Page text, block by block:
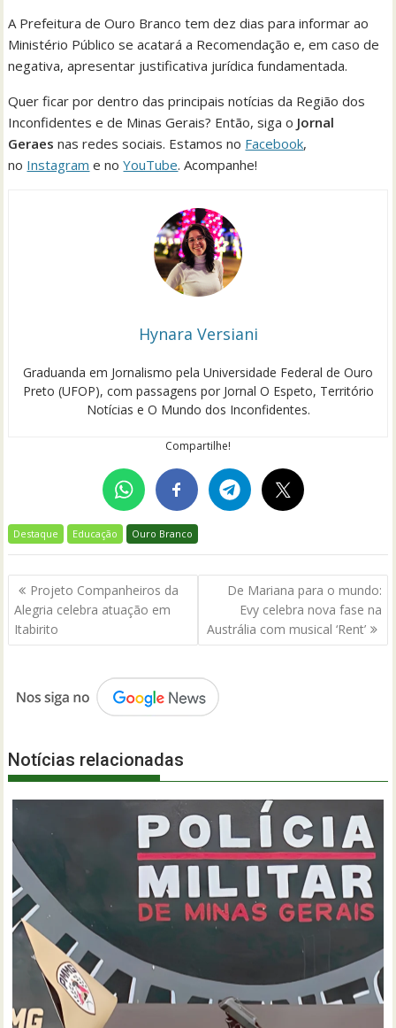
A Prefeitura de Ouro Branco tem dez dias para informar ao
Ministério Público se acatará a Recomendação e, em caso de
negativa, apresentar justificativa jurídica fundamentada.
Quer ficar por dentro das principais notícias da Região dos
Inconfidentes e de Minas Gerais? Então, siga o Jornal
Geraesnas redes sociais. Estamos no Facebook,
no Instagram e noYouTube. Acompanhe!
Hynara Versiani
Graduanda em Jornalismo pela Universidade Federal de Ouro
Preto (UFOP), com passagens por Jornal O Espeto, Território
Notícias e O Mundo dos Inconfidentes.
Compartilhe!
Destaque Educação Ouro Branco
Navegação
de
Post
Projeto Companheiros da
Alegria celebra atuação em
Itabirito
De Mariana para o mundo:
Evy celebra nova fase na
Austrália com musical ‘Rent’
Notícias relacionadas